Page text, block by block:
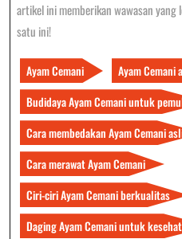
artikel ini memberikan wawasan
satu ini!
Ayam Cemani
Ayam Cemani
Budidaya Ayam Cemani untuk
Cara membedakan Ayam Cemani
Cara merawat Ayam Cemani
Ciri-ciri Ayam Cemani berkualitas
Daging Ayam Cemani untuk